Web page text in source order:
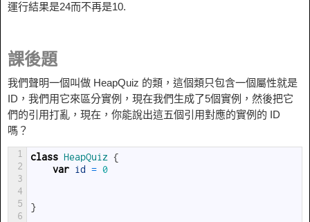
運行結果是24而不再是10.
課後題
我們聲明一個叫做 HeapQuiz 的類，這個類只包含一個屬性就是
ID，我們用它來區分實例，現在我們生成了5個實例，然後把它
們的引用打亂，現在，你能說出這五個引用對應的實例的 ID
嗎？
1
2
3
4
5
6
class HeapQuiz {
var id = 0
}